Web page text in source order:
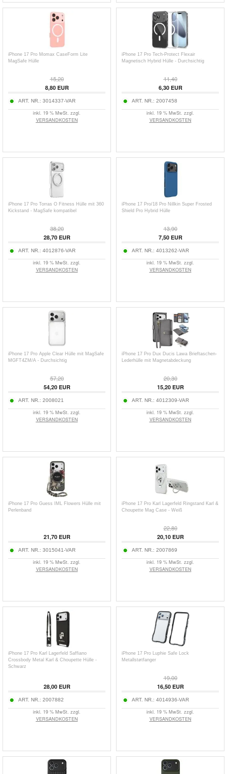
iPhone 17 Pro Momax CaseForm Lite
MagSafe Hülle
15,20
8,80EUR
ART. NR.: 3014337-VAR
inkl. 19 % MwSt. zzgl.
VERSANDKOSTEN
iPhone 17 Pro Tech-Protect Flexair
Magnetisch Hybrid Hülle - Durchsichtig
11,40
6,30EUR
ART. NR.: 2007458
inkl. 19 % MwSt. zzgl.
VERSANDKOSTEN
iPhone 17 Pro Torras O Fitness Hülle mit 360
Kickstand - MagSafe kompatibel
38,20
28,70EUR
ART. NR.: 4012876-VAR
inkl. 19 % MwSt. zzgl.
VERSANDKOSTEN
iPhone 17 Pro/18 Pro Nillkin Super Frosted
Shield Pro Hybrid Hülle
13,90
7,50EUR
ART. NR.: 4013262-VAR
inkl. 19 % MwSt. zzgl.
VERSANDKOSTEN
iPhone 17 Pro Apple Clear Hülle mit MagSafe
MGFT4ZM/A - Durchsichtig
57,20
54,20EUR
ART. NR.: 2008021
inkl. 19 % MwSt. zzgl.
VERSANDKOSTEN
iPhone 17 Pro Dux Ducis Lawa Brieftaschen-
Lederhülle mit Magnetabdeckung
20,30
15,20EUR
ART. NR.: 4012309-VAR
inkl. 19 % MwSt. zzgl.
VERSANDKOSTEN
iPhone 17 Pro Guess IML Flowers Hülle mit
Perlenband
21,70EUR
ART. NR.: 3015041-VAR
inkl. 19 % MwSt. zzgl.
VERSANDKOSTEN
iPhone 17 Pro Karl Lagerfeld Ringstand Karl &
Choupette Mag Case - Weiß
22,80
20,10EUR
ART. NR.: 2007869
inkl. 19 % MwSt. zzgl.
VERSANDKOSTEN
iPhone 17 Pro Karl Lagerfeld Saffiano
Crossbody Metal Karl & Choupette Hülle -
Schwarz
28,00EUR
ART. NR.: 2007882
inkl. 19 % MwSt. zzgl.
VERSANDKOSTEN
iPhone 17 Pro Luphie Safe Lock
Metallstøtfanger
19,00
16,50EUR
ART. NR.: 4014936-VAR
inkl. 19 % MwSt. zzgl.
VERSANDKOSTEN